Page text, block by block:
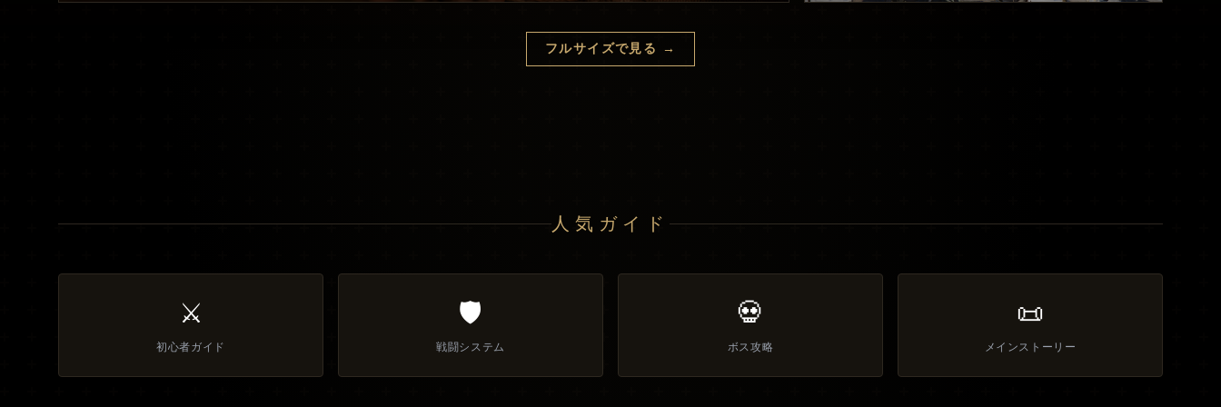
フルサイズで見る →
人気ガイド
⚔️
初心者ガイド
🛡️
戦闘システム
💀
ボス攻略
📜
メインストーリー